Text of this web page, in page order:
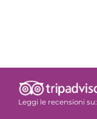
Leggi le recensioni su: